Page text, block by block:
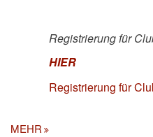
Registrierung für
HIER
Registrierung für
MEHR